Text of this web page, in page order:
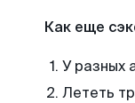
Как еще
У разных
Лететь